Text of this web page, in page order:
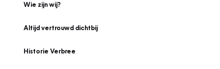
Wie zijn wij?
Altijd vertrouwd dichtbij
Historie Verbree